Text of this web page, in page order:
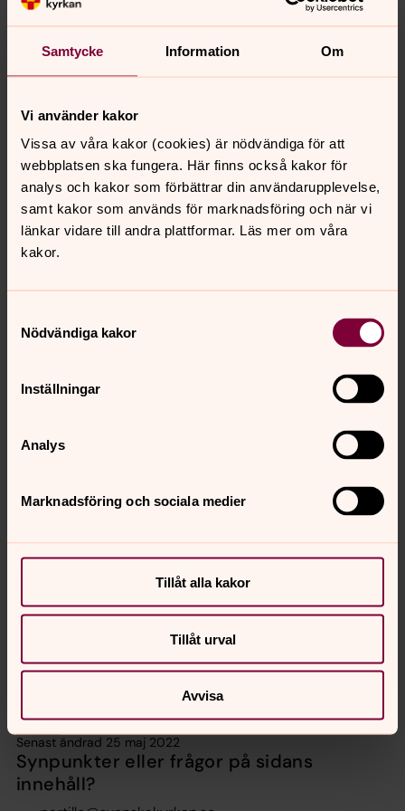
Samtycke Information Om
Vi använder kakor
Vissa av våra kakor (cookies) är nödvändiga för att
webbplatsen ska fungera. Här finns också kakor för
analys och kakor som förbättrar din användarupplevelse,
samt kakor som används för marknadsföring och när vi
länkar vidare till andra plattformar. Läs mer om våra
kakor.
Nödvändiga kakor
Inställningar
Analys
Marknadsföring och sociala medier
Tillåt alla kakor
Tillåt urval
Avvisa
Gudstjänster
augusti 2026
3 4 5 6 7 8 9
Inga händelser i dag.
Senast ändrad 25 maj 2022
Synpunkter eller frågor på sidans
innehåll?